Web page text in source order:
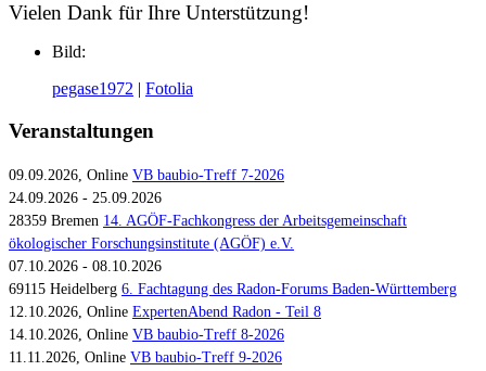
Vielen Dank für Ihre Unterstützung!
Bild:
pegase1972 | Fotolia
Veranstaltungen
09.09.2026, Online VB baubio-Treff 7-2026
24.09.2026 - 25.09.2026
28359 Bremen 14. AGÖF-Fachkongress der Arbeitsgemeinschaft
ökologischer Forschungsinstitute (AGÖF) e.V.
07.10.2026 - 08.10.2026
69115 Heidelberg 6. Fachtagung des Radon-Forums Baden-Württemberg
12.10.2026, Online ExpertenAbend Radon - Teil 8
14.10.2026, Online VB baubio-Treff 8-2026
11.11.2026, Online VB baubio-Treff 9-2026